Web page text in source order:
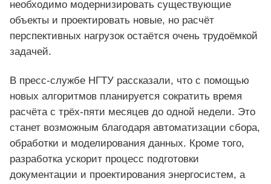
необходимо модернизировать существующие
объекты и проектировать новые, но расчёт
перспективных нагрузок остаётся очень трудоёмкой
задачей.
В пресс‑службе НГТУ рассказали, что с помощью
новых алгоритмов планируется сократить время
расчёта с трёх‑пяти месяцев до одной недели. Это
станет возможным благодаря автоматизации сбора,
обработки и моделирования данных. Кроме того,
разработка ускорит процесс подготовки
документации и проектирования энергосистем, а